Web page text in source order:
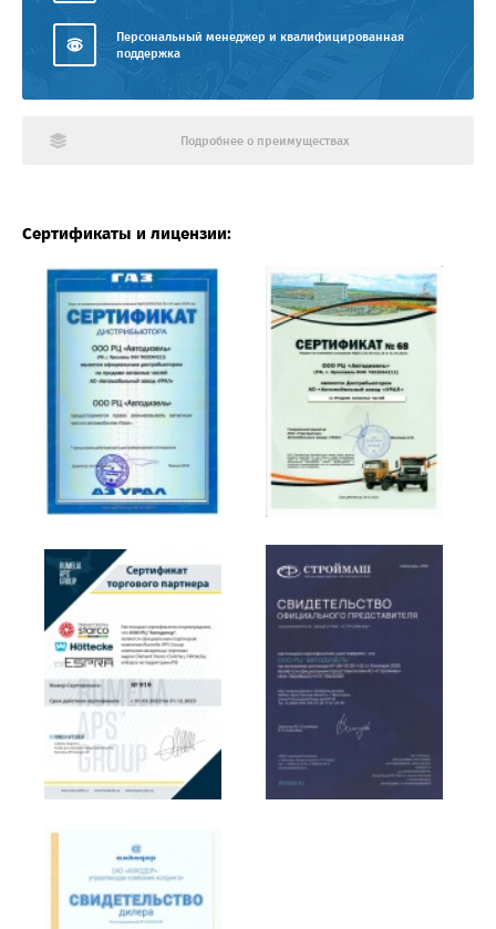
Персональный менеджер и квалифицированная
поддержка
Подробнее о преимуществах
Сертификаты и лицензии: